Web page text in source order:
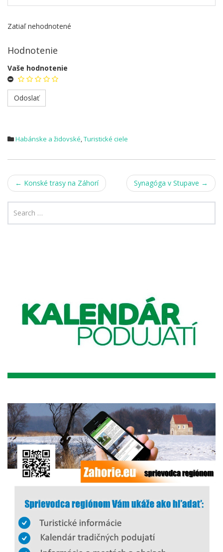
Zatiaľ nehodnotené
Hodnotenie
Vaše hodnotenie
Habánske a židovské,Turistické ciele
Post
navigation
← Konské trasy na Záhorí Synagóga v Stupave →